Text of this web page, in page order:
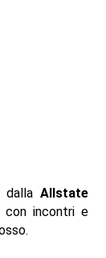
Allstate
con incontri e